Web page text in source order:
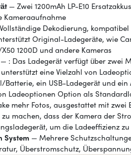
— Zwei 1200mAh LP-E10
Kameraaufnahme
Dekodierung, kompatibel
Original-Ladegeräte, wie
1200D und andere Kameras
— : Das Ladegerät verfügt über zwei
eine Vielzahl von
Batterie, ein USB-Ladegerät und
Ladeoptionen Option als
mehr Fotos, ausgestattet mit zwei
machen, dass der Kamera der
um die Ladeeffizienz
System — Mehrere
Überstromschutz,